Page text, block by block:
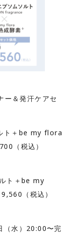
ー＆発汗ケアセ
ト＋be my flora
（税込）
ト＋be my
（税込）
（水）20:00〜完